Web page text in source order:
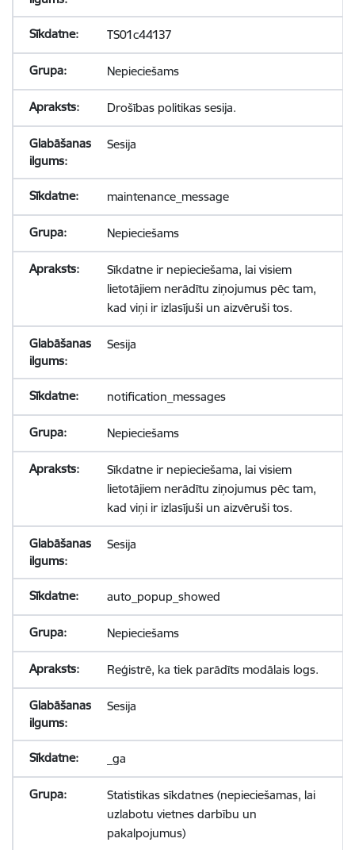
TS01c44137
Nepieciešams
Drošības politikas sesija.
Sesija
maintenance_message
Nepieciešams
Sīkdatne ir nepieciešama, lai visiem
lietotājiem nerādītu ziņojumus pēc tam,
kad viņi ir izlasījuši un aizvēruši tos.
Sesija
notification_messages
Nepieciešams
Sīkdatne ir nepieciešama, lai visiem
lietotājiem nerādītu ziņojumus pēc tam,
kad viņi ir izlasījuši un aizvēruši tos.
Sesija
auto_popup_showed
Nepieciešams
Reģistrē, ka tiek parādīts modālais logs.
Sesija
_ga
Statistikas sīkdatnes (nepieciešamas, lai
uzlabotu vietnes darbību un
pakalpojumus)